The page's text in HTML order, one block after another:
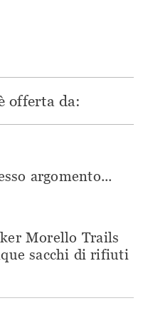
offerta da:
argomento...
Morello Trails
sacchi di rifiuti